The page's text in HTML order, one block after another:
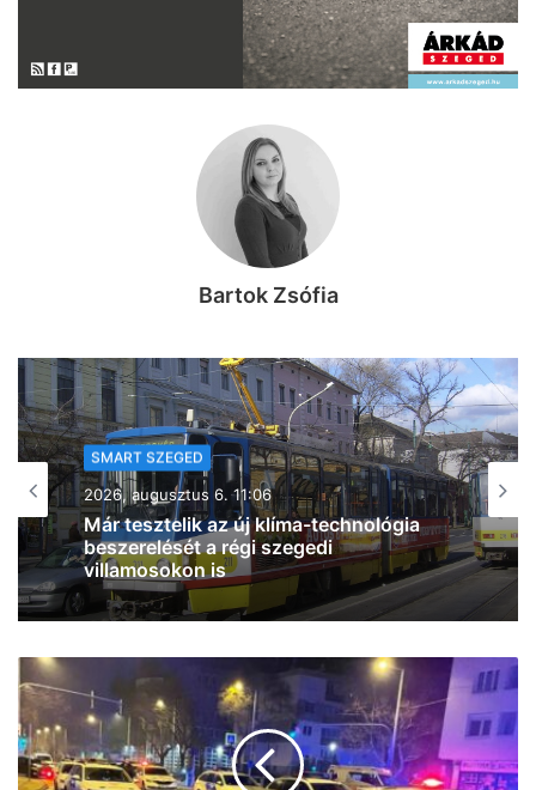
Bartok Zsófia
SMART SZEGED
2026, augusztus 6. 06:44
Bővíti klimatizált betegellátó helyiségeit
az SZTE Klinikai Központja – a
betegellátó helyiségek 77 százaléka már
klimatizált